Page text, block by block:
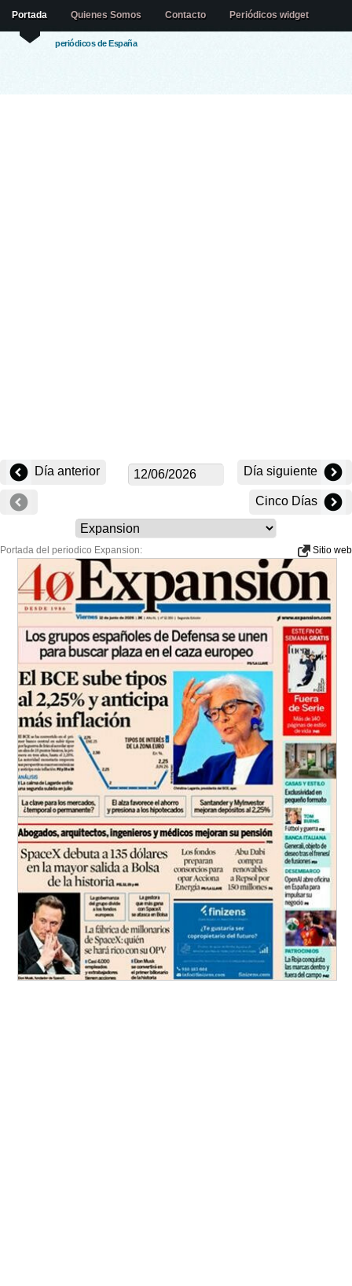
periódicos de España
Portada Quienes Somos Contacto Periódicos widget
Día anterior Día siguiente
Cinco Días
Portada del periodico Expansion: Sitio web